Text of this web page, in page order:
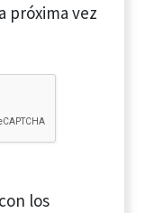
próxima vez
los